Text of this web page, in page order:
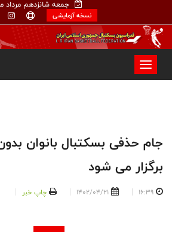
جمعه شانزدهم مرداد
نسخه آزمایشی
جام حذفی بسکتبال بانوان
برگزار می شود
16:39
1402/04/21 چاپ خبر